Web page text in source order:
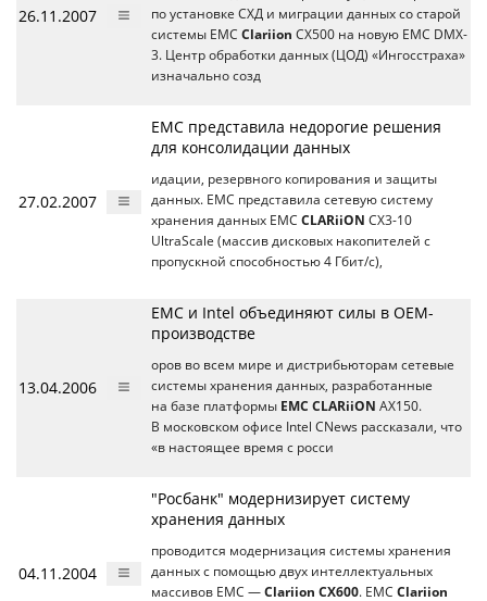
26.11.2007
по установке СХД и миграции данных со старой
системы EMC Clariion CX500 на новую EMC DMX-
3. Центр обработки данных (ЦОД) «Ингосстраха»
изначально созд
27.02.2007
EMC представила недорогие решения
для консолидации данных
идации, резервного копирования и защиты
данных. EMC представила сетевую систему
хранения данных EMC CLARiiON CX3-10
UltraScale (массив дисковых накопителей с
пропускной способностью 4 Гбит/с),
13.04.2006
EMC и Intel объединяют силы в OEM-
производстве
оров во всем мире и дистрибьюторам сетевые
системы хранения данных, разработанные
на базе платформы EMC CLARiiON AX150.
В московском офисе Intel CNews рассказали, что
«в настоящее время с росси
04.11.2004
"Росбанк" модернизирует систему
хранения данных
проводится модернизация системы хранения
данных с помощью двух интеллектуальных
массивов ЕМС — Clariion CX600. ЕМС Clariion